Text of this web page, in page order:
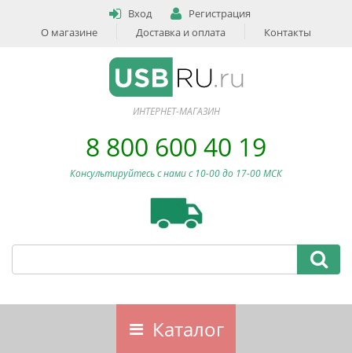
Вход
Регистрация
О магазине
Доставка и оплата Контакты
ИНТЕРНЕТ-МАГАЗИН
8 800 600 40 19
Консультируйтесь с нами c 10-00 до 17-00 МСК
Каталог